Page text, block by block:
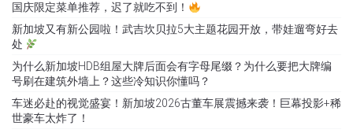
国庆限定菜单推荐，迟了就吃不到！
新加坡又有新公园啦！武吉坎贝拉5大主题花园开放，带娃遛弯好去
处
为什么新加坡HDB组屋大牌后面会有字母尾缀？为什么要把大牌编
号刷在建筑外墙上？这些冷知识你懂吗？
车迷必赴的视觉盛宴！新加坡2026古董车展震撼来袭！巨幕投影+稀
世豪车太炸了！